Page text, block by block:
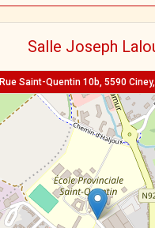
Salle Joseph
Rue Saint-Quentin 10b, 5590